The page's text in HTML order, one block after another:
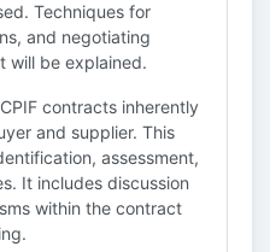
Techniques for
and negotiating
will be explained.
CPIF contracts inherently
and supplier. This
assessment,
It includes discussion
within the contract